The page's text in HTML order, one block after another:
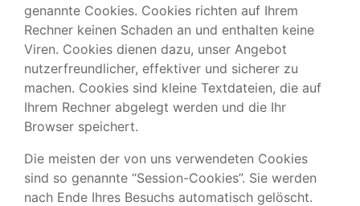
genannte Cookies. Cookies richten auf Ihrem
Rechner keinen Schaden an und enthalten keine
Viren. Cookies dienen dazu, unser Angebot
nutzerfreundlicher, effektiver und sicherer zu
machen. Cookies sind kleine Textdateien, die auf
Ihrem Rechner abgelegt werden und die Ihr
Browser speichert.
Die meisten der von uns verwendeten Cookies
sind so genannte “Session-Cookies”. Sie werden
nach Ende Ihres Besuchs automatisch gelöscht.